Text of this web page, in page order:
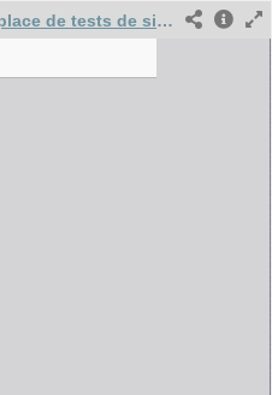
Question écrite - Mise en place de tests de situation en vue de lutter contre les discriminations à l'embauche